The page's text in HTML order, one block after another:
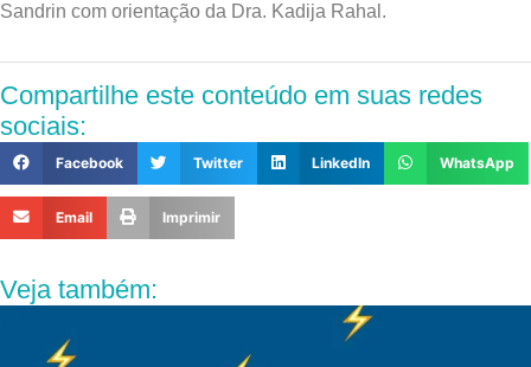
Sandrin com orientação da Dra. Kadija Rahal.
Compartilhe este conteúdo em suas redes
sociais:
Facebook Twitter LinkedIn WhatsApp
Email Imprimir
Veja também: